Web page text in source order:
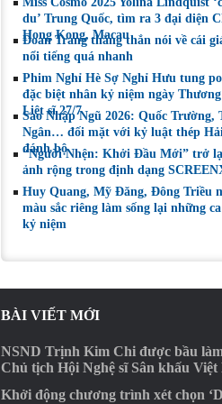
du’ Trung Quốc, tìm ra 3 đại diện
Hong Kong, Macau
Đoan Trang thẳng thắn nói về cái
nổi tiếng quá nhanh
Phim Nghỉ Hè Sợ Nghỉ Hưu tung
đặc biệt nhân kỷ niệm ngày
Liệt sĩ 27/7
Sao Nhập Ngũ 2026: Quốc Trường,
Ngân… đối mặt với kỷ luật thép
đánh bộ
“Người Nhện: Khởi Đầu Mới” trở
ảnh rộng trong định dạng
Huy Quang, Mỹ Đăng, Đông Triều
màu sắc riêng làm sống lại những
kỷ niệm
BÀI VIẾT MỚI
NSND Trịnh Kim Chi được bầu
Chủ tịch Hội Nghệ sĩ Sân khấu Việt
Khởi động chương trình xét chọn